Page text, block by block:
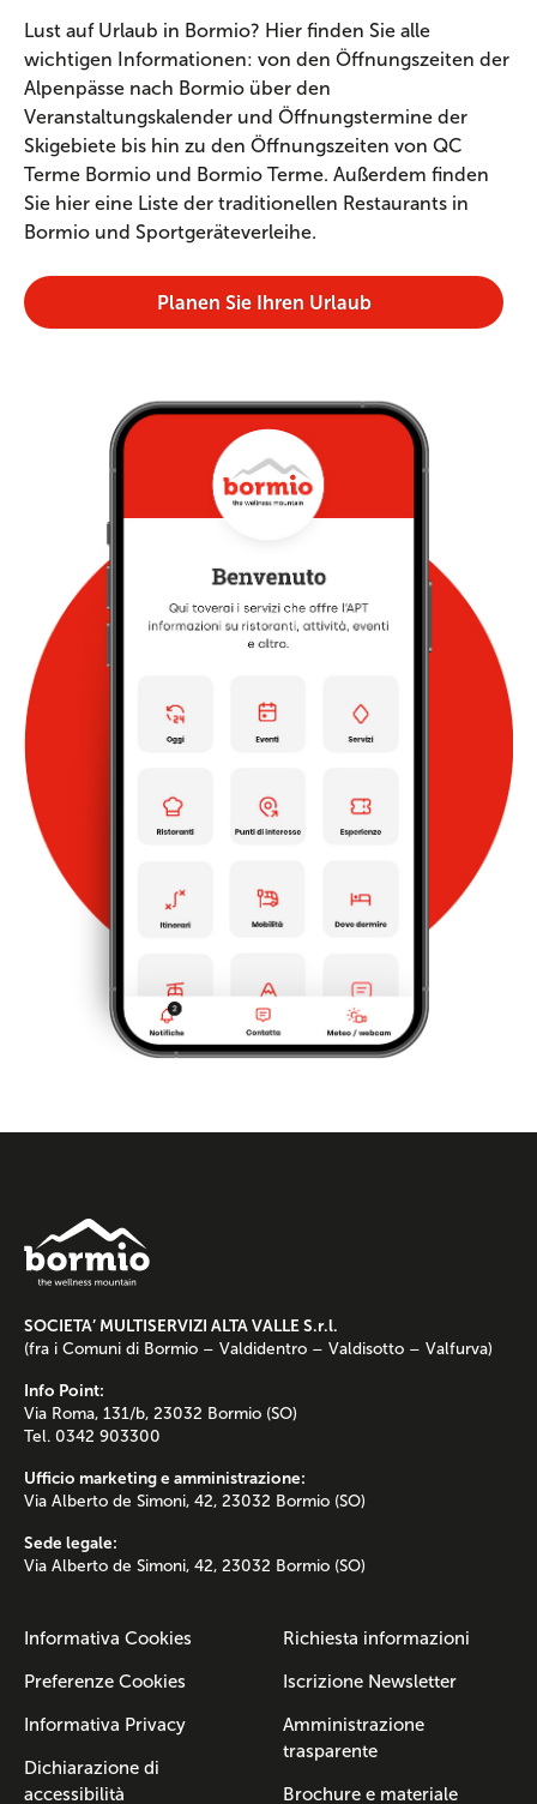
Lust auf Urlaub in Bormio? Hier finden Sie alle
wichtigen Informationen: von den Öffnungszeiten der
Alpenpässe nach Bormio über den
Veranstaltungskalender und Öffnungstermine der
Skigebiete bis hin zu den Öffnungszeiten von QC
Terme Bormio und Bormio Terme. Außerdem finden
Sie hier eine Liste der traditionellen Restaurants in
Bormio und Sportgeräteverleihe.
Planen Sie Ihren Urlaub
SOCIETA’ MULTISERVIZI ALTA VALLE S.r.l.
(fra i Comuni di Bormio – Valdidentro – Valdisotto – Valfurva)
Info Point:
Via Roma, 131/b, 23032 Bormio (SO)
Tel. 0342 903300
Ufficio marketing e amministrazione:
Via Alberto de Simoni, 42, 23032 Bormio (SO)
Sede legale:
Via Alberto de Simoni, 42, 23032 Bormio (SO)
Informativa Cookies
Preferenze Cookies
Informativa Privacy
Dichiarazione di
accessibilità
Richiesta informazioni
Iscrizione Newsletter
Amministrazione
trasparente
Brochure e materiale